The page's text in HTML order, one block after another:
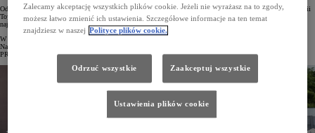
Od stycznia do marca 2024 roku w Polsce zarejestrowano 2818 samochodów osobowych i dostawczych z linii
Toyota Professional, o 30,5% więcej niż w trzech pierwszych miesiącach roku ubiegłego. Wynik ten stanowi
najlepszy dowód na to, że japońskie auta cieszą się coraz większą popularnością na polskim rynku.
W Top10 najczęściej rejestrowanych samochodów dostawczych znalazły się dwa auta Toyota Professional.
Na pozycji trzeciej sklasyfikowano model PROACE CITY (1384 egz.), a ósmą pozycję zajął większy model
PROACE (847 egz.).
Zalecamy akceptację wszystkich plików cookie. Jeżeli nie wyrażasz na to zgody,
możesz łatwo zmienić ich ustawienia. Szczegółowe informacje na ten temat
znajdziesz w naszej Polityce plików cookie.
Odrzuć wszystkie Zaakceptuj wszystkie
Ustawienia plików cookie